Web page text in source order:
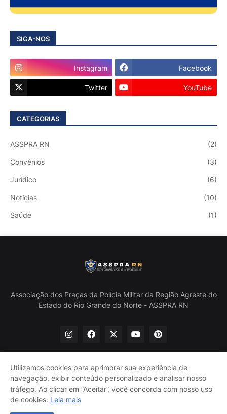
SIGA-NOS
Instagram Facebook
Twitter YouTube
CATEGORIAS
ASSPRA RN (2)
Convênios (3)
Jurídico (6)
Notícias (10)
Saúde (1)
Associação dos Praças da Polícia Militar da Região Agreste do
Estado do Rio Grande do Norte - ASSPRA RN
Início Quem Somos
Política de Privacidade
Contate-nos
Utilizamos cookies para aprimorar sua experiência de
navegação, exibir conteúdo personalizado e analisar nosso
tráfego. Ao clicar em “Aceitar”, você concorda com nosso uso
de cookies. Leia mais